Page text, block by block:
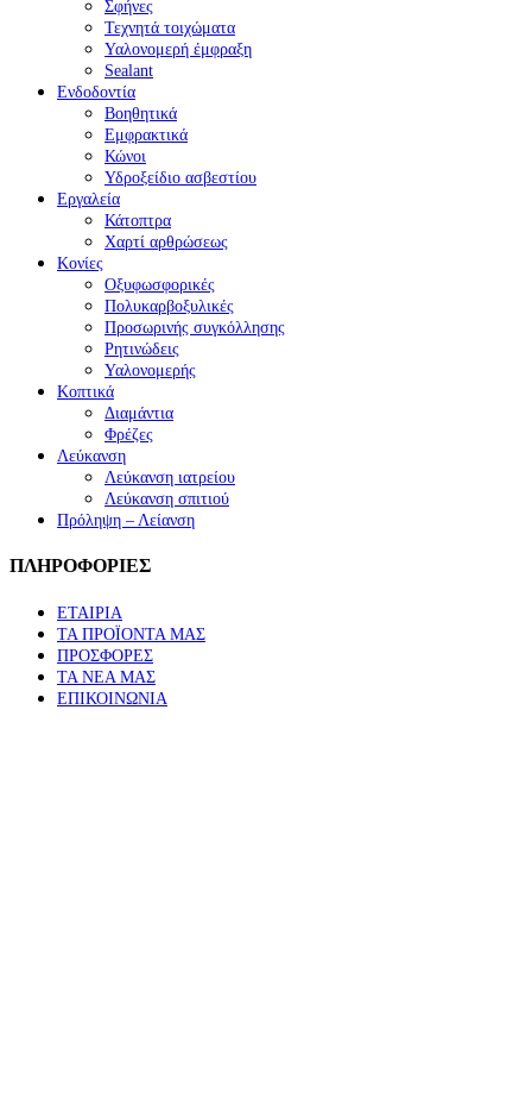
Σφήνες
Τεχνητά τοιχώματα
Υαλονομερή έμφραξη
Sealant
Ενδοδοντία
Βοηθητικά
Εμφρακτικά
Κώνοι
Υδροξείδιο ασβεστίου
Εργαλεία
Κάτοπτρα
Χαρτί αρθρώσεως
Κονίες
Οξυφωσφορικές
Πολυκαρβοξυλικές
Προσωρινής συγκόλλησης
Ρητινώδεις
Υαλονομερής
Κοπτικά
Διαμάντια
Φρέζες
Λεύκανση
Λεύκανση ιατρείου
Λεύκανση σπιτιού
Πρόληψη – Λείανση
ΠΛΗΡΟΦΟΡΙΕΣ
ΕΤΑΙΡΙΑ
ΤΑ ΠΡΟΪΟΝΤΑ ΜΑΣ
ΠΡΟΣΦΟΡΕΣ
ΤΑ ΝΕΑ ΜΑΣ
ΕΠΙΚΟΙΝΩΝΙΑ